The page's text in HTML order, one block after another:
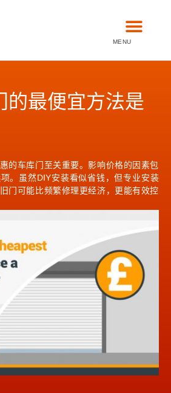
MENU
的最便宜方法是
的车库门至关重要。影响价格的因素包
。虽然DIY安装看似省钱，但专业安装
门可能比频繁修理更经济，更能有效控